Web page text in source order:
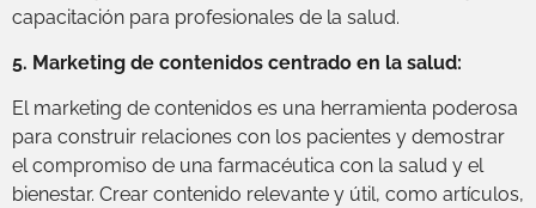
capacitación para profesionales de la salud.
5. Marketing de contenidos centrado en la salud:
El marketing de contenidos es una herramienta poderosa
para construir relaciones con los pacientes y demostrar
el compromiso de una farmacéutica con la salud y el
bienestar. Crear contenido relevante y útil, como artículos,